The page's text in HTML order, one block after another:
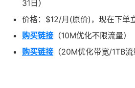
31日）
价格：$12/月(原价)，现在下单
购买链接 （10M优化不限流量）
购买链接 （20M优化带宽/1TB流